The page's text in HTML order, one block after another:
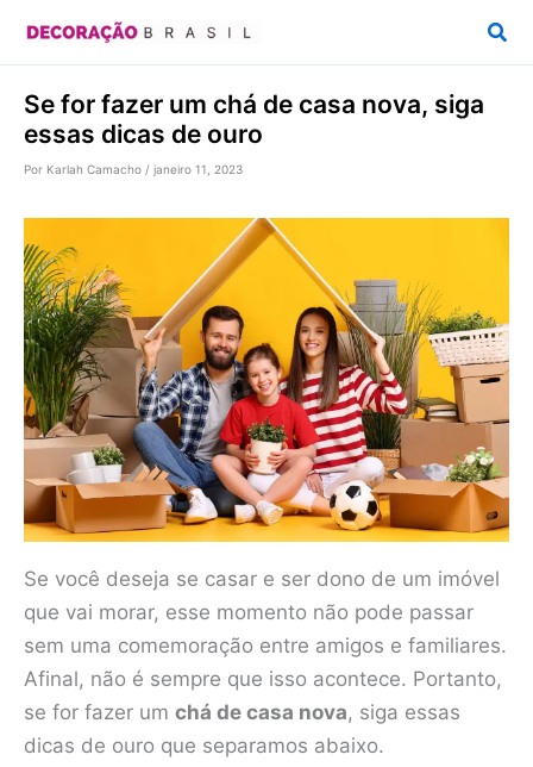
conteúdo
Se for fazer um chá de casa nova, siga
essas dicas de ouro
Por Karlah Camacho / janeiro 11, 2023
Se você deseja se casar e ser dono de um imóvel
que vai morar, esse momento não pode passar
sem uma comemoração entre amigos e familiares.
Afinal, não é sempre que isso acontece. Portanto,
se for fazer um chá de casa nova, siga essas
dicas de ouro que separamos abaixo.